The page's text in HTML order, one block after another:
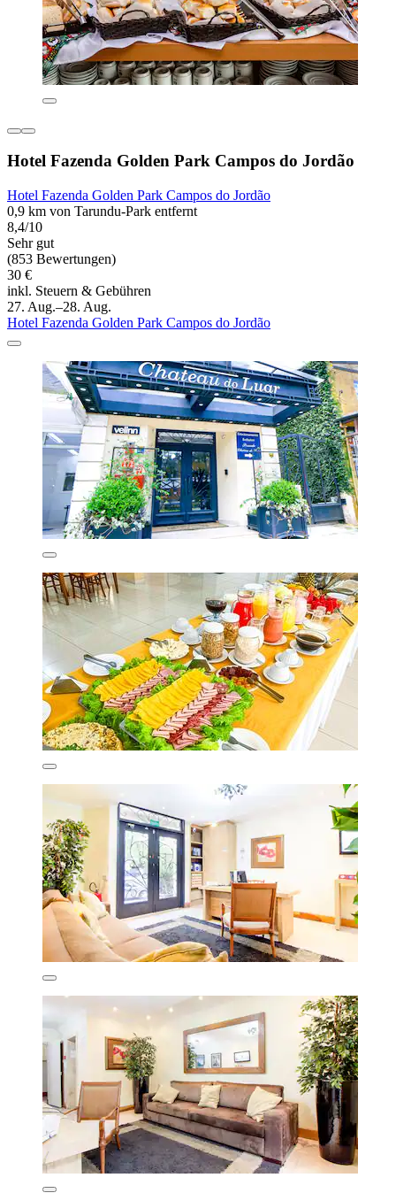
Hotel Fazenda Golden Park Campos do Jordão
Hotel Fazenda Golden Park Campos do Jordão
0,9 km von Tarundu-Park entfernt
8,4/10
Sehr gut
(853 Bewertungen)
30 €
inkl. Steuern & Gebühren
27. Aug.–28. Aug.
Hotel Fazenda Golden Park Campos do Jordão